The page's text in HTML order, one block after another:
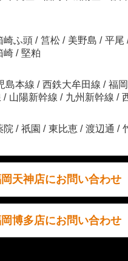
崎ふ頭 / 筥松 / 美野島 / 平尾
崎 / 堅粕
島本線 / 西鉄大牟田線 / 福
/ 山陽新幹線 / 九州新幹線 /
院 / 祇園 / 東比恵 / 渡辺通 /
天神店にお問い合わせ
博多店にお問い合わせ